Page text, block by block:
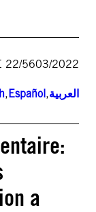
22/5603/2022
,Español,العربية
a